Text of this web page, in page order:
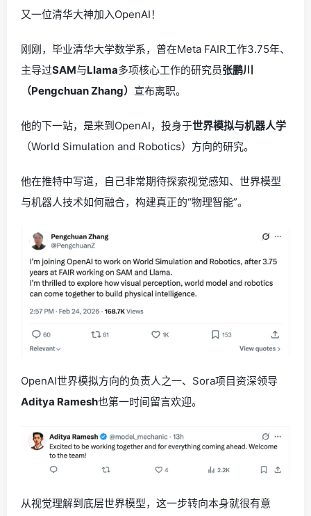
又一位清华大神加入OpenAI！
刚刚，毕业清华大学数学系，曾在Meta FAIR工作3.75年、
主导过SAM与Llama多项核心工作的研究员张鹏川
（Pengchuan Zhang） 宣布离职。
他的下一站，是来到OpenAI，投身于世界模拟与机器人学
（World Simulation and Robotics）方向的研究。
他在推特中写道，自己非常期待探索视觉感知、世界模型
与机器人技术如何融合，构建真正的“物理智能”。
OpenAI世界模拟方向的负责人之一、Sora项目资深领导
Aditya Ramesh也第一时间留言欢迎。
从视觉理解到底层世界模型，这一步转向本身就很有意